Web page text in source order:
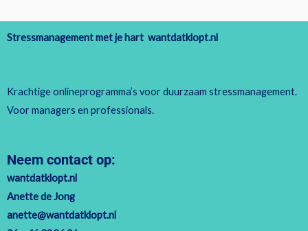
Stressmanagement met je hart wantdatklopt.nl
Krachtige onlineprogramma’s voor duurzaam stressmanagement.
Voor managers en professionals.
Neem contact op:
wantdatklopt.nl
Anette de Jong
anette@wantdatklopt.nl